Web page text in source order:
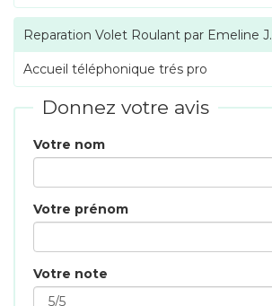
Reparation Volet Roulant par Emeline J.
Accueil téléphonique trés pro
Donnez votre avis
Votre nom
Votre prénom
Votre note